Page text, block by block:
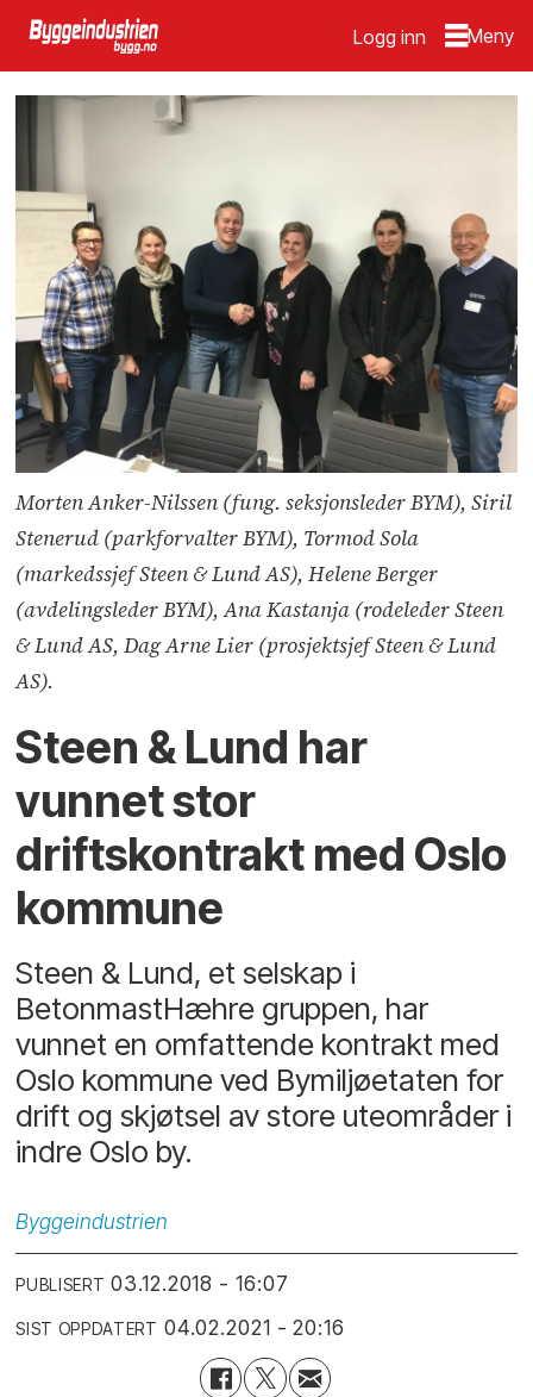
Logg inn
Morten Anker-Nilssen (fung. seksjonsleder BYM), Siril
Stenerud (parkforvalter BYM), Tormod Sola
(markedssjef Steen & Lund AS), Helene Berger
(avdelingsleder BYM), Ana Kastanja (rodeleder Steen
& Lund AS, Dag Arne Lier (prosjektsjef Steen & Lund
AS).
Steen & Lund har
vunnet stor
driftskontrakt med Oslo
kommune
Steen & Lund, et selskap i
BetonmastHæhre gruppen, har
vunnet en omfattende kontrakt med
Oslo kommune ved Bymiljøetaten for
drift og skjøtsel av store uteområder i
indre Oslo by.
Byggeindustrien
PUBLISERT 03.12.2018 - 16:07
SIST OPPDATERT 04.02.2021 - 20:16